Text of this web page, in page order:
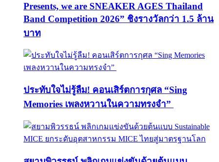
Presents, we are SNEAKER AGES Thailand
Band Competition 2026” ชิงรางวัลกว่า 1.5 ล้าน
บาท
ประทับใจไม่รู้ลืม! คอนเสิร์ตการกุศล “Sing
Memories เพลงหวานในความทรงจำ”